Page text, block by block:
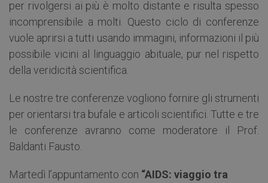
per rivolgersi ai più è molto distante e risulta spesso
incomprensibile a molti. Questo ciclo di conferenze
vuole aprirsi a tutti usando immagini, informazioni il più
possibile vicini al linguaggio abituale, pur nel rispetto
della veridicità scientifica.
Le nostre tre conferenze vogliono fornire gli strumenti
per orientarsi tra bufale e articoli scientifici. Tutte e tre
le conferenze avranno come moderatore il Prof.
Baldanti Fausto.
Martedì l’appuntamento con “AIDS: viaggio tra